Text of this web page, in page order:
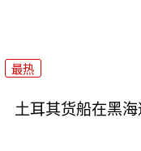
最热
土耳其货船在黑